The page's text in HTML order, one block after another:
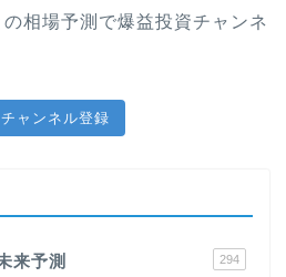
相場予測で爆益投資チャンネ
チャンネル登録
来予測 294